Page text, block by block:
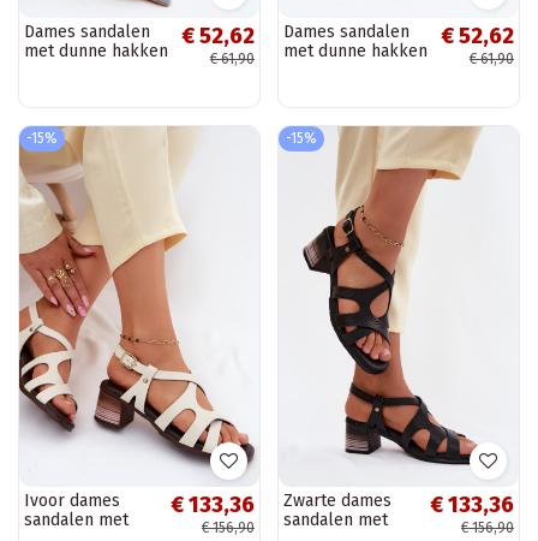
Dames sandalen
met dunne hakken
€ 52,62
€ 61,90
Dames sandalen
met dunne hakken
€ 52,62
€ 61,90
-15%
Ivoor dames
sandalen met
€ 133,36
€ 156,90
-15%
Zwarte dames
sandalen met
€ 133,36
€ 156,90